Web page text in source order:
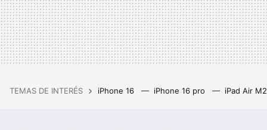
TEMAS DE INTERÉS iPhone 16 iPhone 16 pro iPad Air